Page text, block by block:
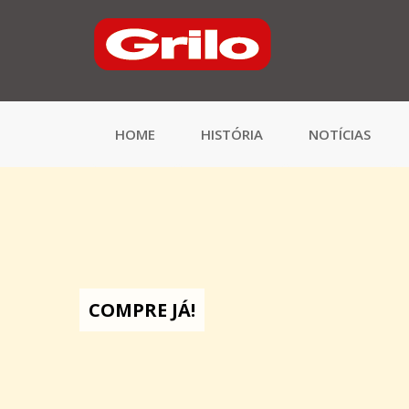
HOME HISTÓRIA NOTÍCIAS
COMPRE JÁ!